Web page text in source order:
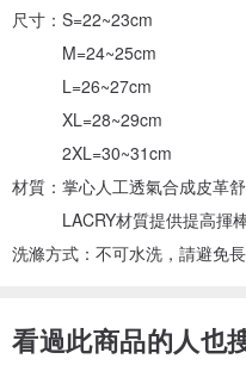
尺寸：S=22~23cm
M=24~25cm
L=26~27cm
XL=28~29cm
2XL=30~31cm
材質：掌心人工透氣合成皮革
LACRY材質提供提高揮棒
洗滌方式：不可水洗，請避免
看過此商品的人也